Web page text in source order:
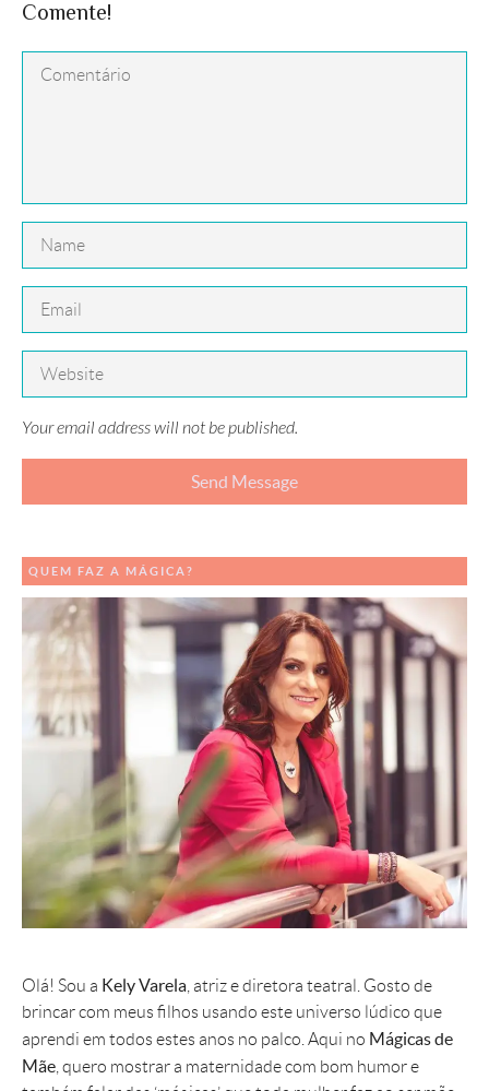
Comente!
Your email address will not be published.
QUEM FAZ A MÁGICA?
Olá! Sou a Kely Varela , atriz e diretora teatral. Gosto de
brincar com meus filhos usando este universo lúdico que
aprendi em todos estes anos no palco. Aqui no Mágicas de
Mãe , quero mostrar a maternidade com bom humor e